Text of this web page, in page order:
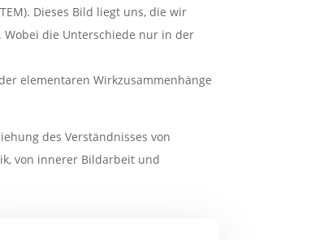
Dieses Bild liegt uns, die wir
die Unterschiede nur in der
elementaren Wirkzusammenhänge
des Verständnisses von
von innerer Bildarbeit und